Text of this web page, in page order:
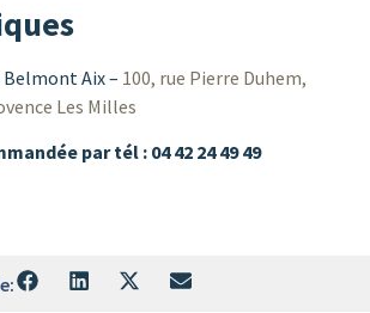
Belmont Aix – 100, rue Pierre Duhem,
Les Milles
par tél : 04 42 24 49 49